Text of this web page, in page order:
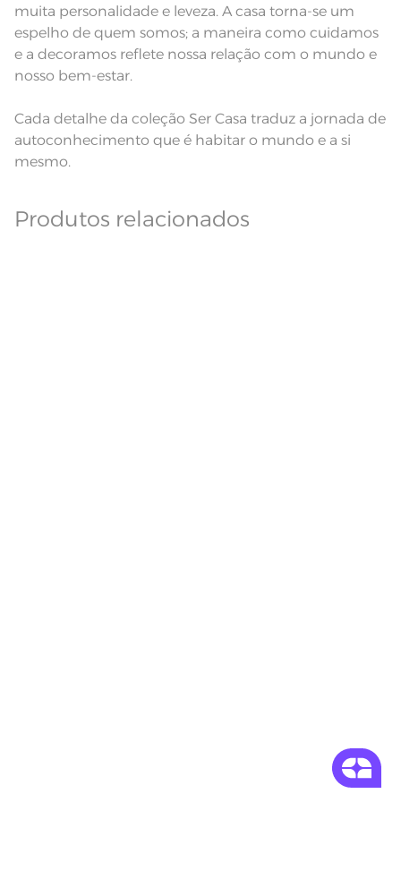
muita personalidade e leveza. A casa torna-se um
espelho de quem somos; a maneira como cuidamos
e a decoramos reflete nossa relação com o mundo e
nosso bem-estar.
Cada detalhe da coleção Ser Casa traduz a jornada de
autoconhecimento que é habitar o mundo e a si
mesmo.
Produtos relacionados